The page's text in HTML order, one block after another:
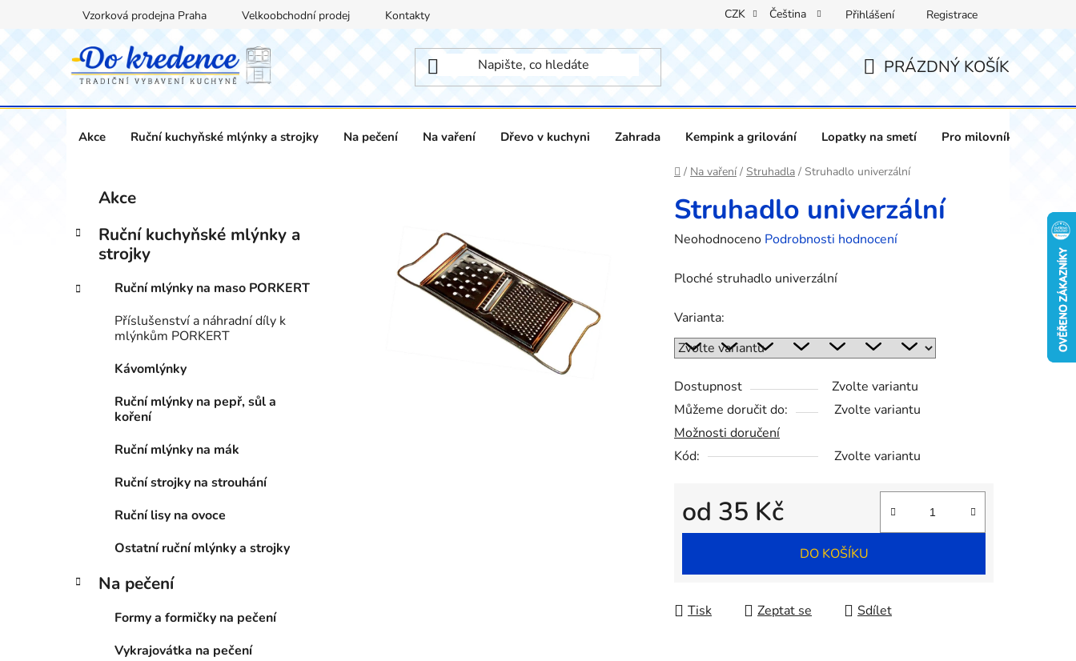
obsah
Vzorková prodejna Praha Velkoobchodní prodej Kontakty CZK Čeština Přihlášení Registrace
NÁKUPNÍ
PRÁZDNÝ KOŠÍK
Akce Ruční kuchyňské mlýnky a strojky Na pečení Na vaření Dřevo v kuchyni Zahrada Kempink a grilování Lopatky na smetí Pro milovníky vína
Domů
/ Na vaření / Struhadla / Struhadlo univerzální
s
a
Přeskočit
kategorie
e
r
Akce
Ruční kuchyňské mlýnky a
strojky
Ruční mlýnky na maso PORKERT
Příslušenství a náhradní díly k
mlýnkům PORKERT
Kávomlýnky
Ruční mlýnky na pepř, sůl a
koření
Ruční mlýnky na mák
Ruční strojky na strouhání
Ruční lisy na ovoce
Ostatní ruční mlýnky a strojky
Na pečení
Formy a formičky na pečení
Vykrajovátka na pečení
Struhadlo univerzální
Průměrné
produktu
0,0
z
hvězdiček.
Neohodnoceno Podrobnosti hodnocení
Ploché struhadlo univerzální
Varianta:
Dostupnost
Zvolte variantu
Můžeme doručit do:
Zvolte variantu
Možnosti doručení
Kód:
Zvolte variantu
od 35 Kč
Měrná cena:
DO KOŠÍKU
Tisk Zeptat se Sdílet